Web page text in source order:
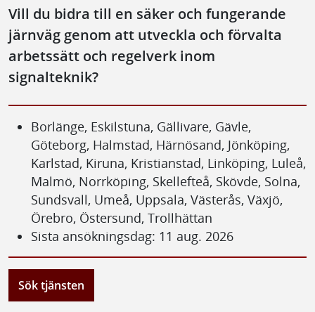
Vill du bidra till en säker och fungerande
järnväg genom att utveckla och förvalta
arbetssätt och regelverk inom
signalteknik?
Borlänge, Eskilstuna, Gällivare, Gävle,
Göteborg, Halmstad, Härnösand, Jönköping,
Karlstad, Kiruna, Kristianstad, Linköping, Luleå,
Malmö, Norrköping, Skellefteå, Skövde, Solna,
Sundsvall, Umeå, Uppsala, Västerås, Växjö,
Örebro, Östersund, Trollhättan
Sista ansökningsdag: 11 aug. 2026
Sök tjänsten